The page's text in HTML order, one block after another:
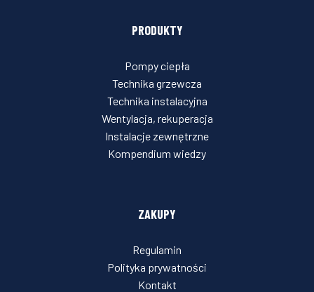
PRODUKTY
Pompy ciepła
Technika grzewcza
Technika instalacyjna
Wentylacja, rekuperacja
Instalacje zewnętrzne
Kompendium wiedzy
ZAKUPY
Regulamin
Polityka prywatności
Kontakt